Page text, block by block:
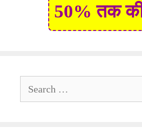
50% तक
for: